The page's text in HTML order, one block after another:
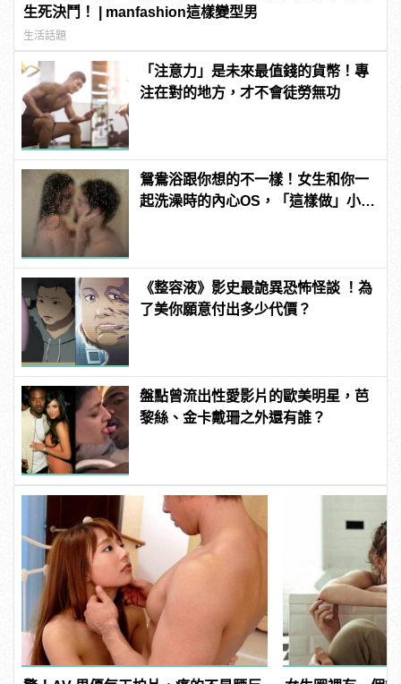
生死決鬥！ | manfashion這樣變型男
生活話題
「注意力」是未來最值錢的貨幣！專
注在對的地方，才不會徒勞無功
鴛鴦浴跟你想的不一樣！女生和你一
起洗澡時的內心OS，「這樣做」小心
《整容液》影史最詭異恐怖怪談 ！為
了美你願意付出多少代價？
盤點曾流出性愛影片的歐美明星，芭
黎絲、金卡戴珊之外還有誰？